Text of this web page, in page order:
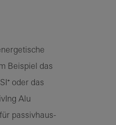
Beispiel das
oder das
Alu
passivhaus-